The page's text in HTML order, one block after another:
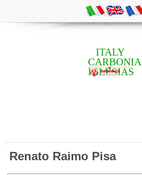
ITALY
CARBONIA
IGLESIAS
Renato Raimo Pisa